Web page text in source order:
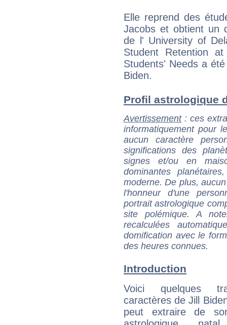
Elle reprend des
Jacobs et obtient un
de l' University of
Student Retention
Students' Needs a
Biden.
Profil astrologique
Avertissement: ces
informatiquement pour
aucun caractère
significations des
signes et/ou en
dominantes
moderne. De plus,
l'honneur d'une
portrait astrologique
site polémique. A
recalculées
domification avec le
des heures connues.
Introduction
Voici quelques
caractères de Jill
peut extraire de